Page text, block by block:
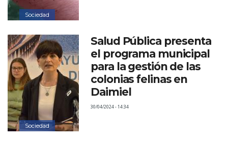
Sociedad
Sociedad
Salud Pública presenta
el programa municipal
para la gestión de las
colonias felinas en
Daimiel
30/04/2024 - 14:34